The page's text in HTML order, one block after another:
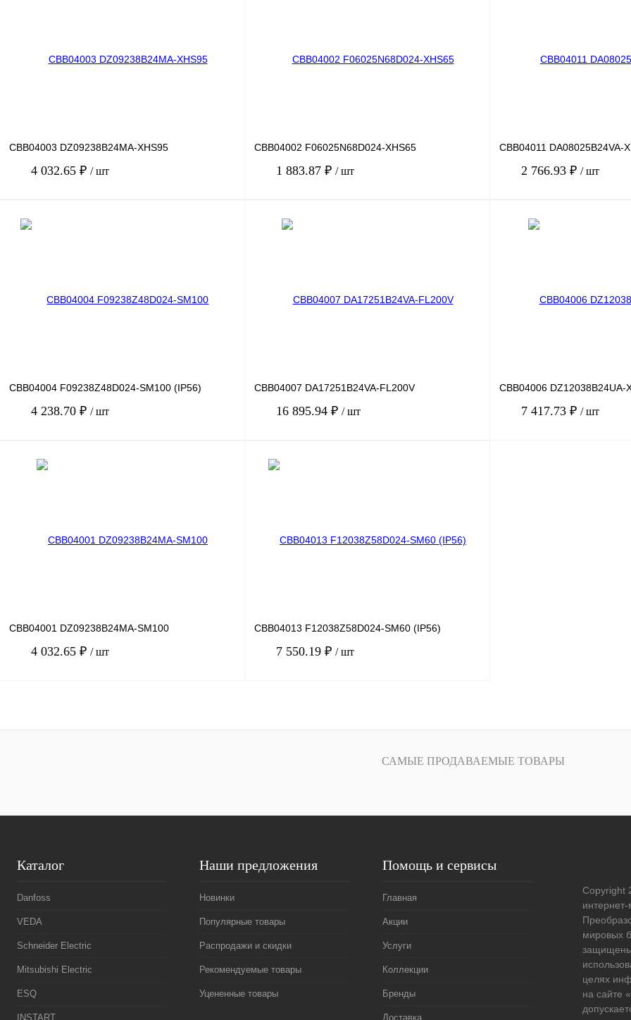
CBB04003 DZ09238B24MA-XHS95
4 032.65 ₽ / шт
CBB04002 F06025N68D024-XHS65
1 883.87 ₽ / шт
CBB04011 DA08025B24VA-
2 766.93 ₽ / шт
CBB04004 F09238Z48D024-SM100 (IP56)
4 238.70 ₽ / шт
CBB04007 DA17251B24VA-FL200V
16 895.94 ₽ / шт
CBB04006 DZ12038B24UA-
7 417.73 ₽ / шт
CBB04001 DZ09238B24MA-SM100
4 032.65 ₽ / шт
CBB04013 F12038Z58D024-SM60 (IP56)
7 550.19 ₽ / шт
САМЫЕ ПРОДАВАЕМЫЕ ТОВАРЫ
Каталог
Danfoss
VEDA
Schneider Electric
Mitsubishi Electric
ESQ
INSTART
Наши предложения
Новинки
Популярные товары
Распродажи и скидки
Рекомендуемые товары
Уцененные товары
Помощь и сервисы
Главная
Акции
Услуги
Коллекции
Бренды
Доставка
Copyright
интернет-
мировых
целях
на сайте